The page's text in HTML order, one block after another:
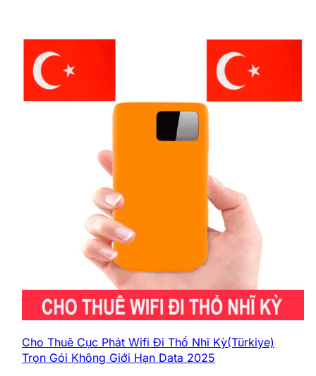
Cho Thuê Cục Phát Wifi Đi Thổ Nhĩ Kỳ(Türkiye)
Trọn Gói Không Giới Hạn Data 2025